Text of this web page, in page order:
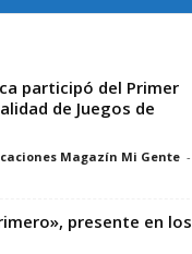
participó del Primer
de Juegos de
Magazín Mi Gente -
presente en los